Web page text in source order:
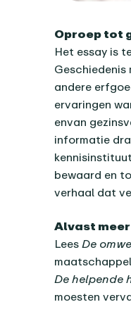
Oproep tot
Het essay is
Geschiedenis
andere
ervaringen
envan
informatie
bewaard en
verhaal dat
Alvast
Lees De
De helpende
moesten